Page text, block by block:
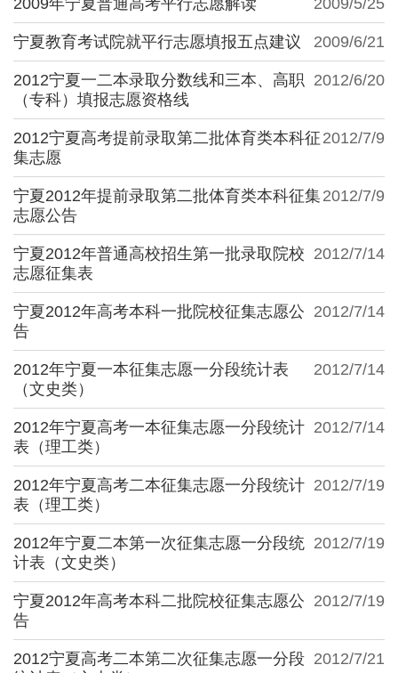
2009/6/21
宁夏教育考试院就平行志愿填报五点建议
2012/6/20
2012宁夏一二本录取分数线和三本、高职
（专科）填报志愿资格线
2012/7/9
2012宁夏高考提前录取第二批体育类本科征
集志愿
2012/7/9
宁夏2012年提前录取第二批体育类本科征集
志愿公告
2012/7/14
宁夏2012年普通高校招生第一批录取院校
志愿征集表
2012/7/14
宁夏2012年高考本科一批院校征集志愿公
告
2012/7/14
2012年宁夏一本征集志愿一分段统计表
（文史类）
2012/7/14
2012年宁夏高考一本征集志愿一分段统计
表（理工类）
2012/7/19
2012年宁夏高考二本征集志愿一分段统计
表（理工类）
2012/7/19
2012年宁夏二本第一次征集志愿一分段统
计表（文史类）
2012/7/19
宁夏2012年高考本科二批院校征集志愿公
告
2012/7/21
2012宁夏高考二本第二次征集志愿一分段